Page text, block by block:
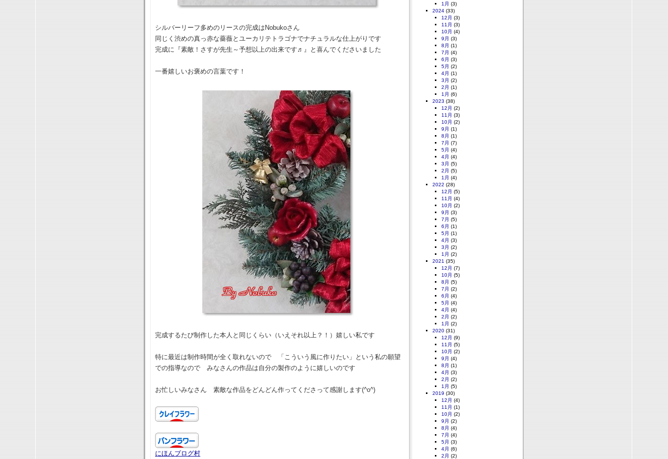
シルバーリーフ多めのリースの完成はNobukoさん
同じく渋めの真っ赤な薔薇とユーカリテトラゴナでナチュラルな仕上がりです
完成に『素敵！さすが先生～予想以上の出来です♬』と喜んでくださいました
一番嬉しいお褒めの言葉です！
完成するたび制作した本人と同じくらい（いえそれ以上？！）嬉しい私です
特に最近は制作時間が全く取れないので 「こういう風に作りたい」という私の願望
での指導なので みなさんの作品は自分の製作のように嬉しいのです
お忙しいみなさん 素敵な作品をどんどん作ってくださって感謝します(^o^)
にほんブログ村
1月 (3)
2024 (33)
12月 (3)
11月 (3)
10月 (4)
9月 (3)
8月 (1)
7月 (4)
6月 (3)
5月 (2)
4月 (1)
3月 (2)
2月 (1)
1月 (6)
2023 (38)
12月 (2)
11月 (3)
10月 (2)
9月 (1)
8月 (1)
7月 (7)
5月 (4)
4月 (4)
3月 (5)
2月 (5)
1月 (4)
2022 (28)
12月 (5)
11月 (4)
10月 (2)
9月 (3)
7月 (5)
6月 (1)
5月 (1)
4月 (3)
3月 (2)
1月 (2)
2021 (35)
12月 (7)
10月 (5)
8月 (5)
7月 (2)
6月 (4)
5月 (4)
4月 (4)
2月 (2)
1月 (2)
2020 (31)
12月 (9)
11月 (5)
10月 (2)
9月 (4)
8月 (1)
4月 (3)
2月 (2)
1月 (5)
2019 (30)
12月 (4)
11月 (1)
10月 (2)
9月 (2)
8月 (4)
7月 (4)
5月 (3)
4月 (6)
2月 (2)